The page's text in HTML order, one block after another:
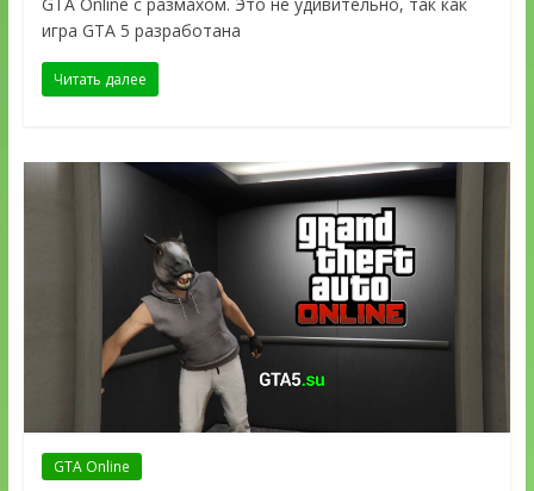
игра GTA 5 разработана
Читать далее
GTA Online